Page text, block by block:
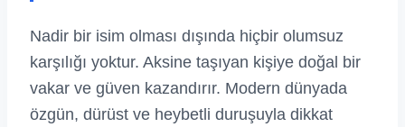
Nadir bir isim olması dışında hiçbir olumsuz
karşılığı yoktur. Aksine taşıyan kişiye doğal bir
vakar ve güven kazandırır. Modern dünyada
özgün, dürüst ve heybetli duruşuyla dikkat